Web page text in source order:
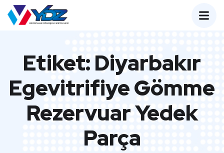
Etiket:Diyarbakır
Egevitrifiye Gömme
Rezervuar Yedek
Parça